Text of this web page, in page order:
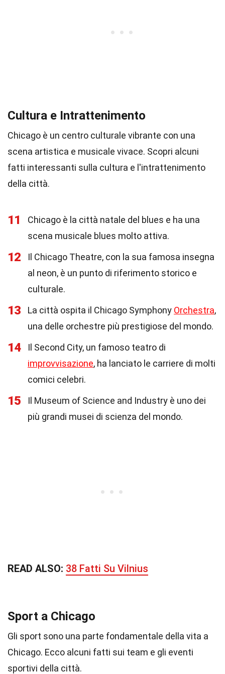
Cultura e Intrattenimento
Chicago è un centro culturale vibrante con una
scena artistica e musicale vivace. Scopri alcuni
fatti interessanti sulla cultura e l'intrattenimento
della città.
11
Chicago è la città natale del blues e ha una
scena musicale blues molto attiva.
12
Il Chicago Theatre, con la sua famosa insegna
al neon, è un punto di riferimento storico e
culturale.
13 La città ospita il Chicago Symphony Orchestra,
una delle orchestre più prestigiose del mondo.
14
Il Second City, un famoso teatro di
improvvisazione, ha lanciato le carriere di molti
comici celebri.
15
Il Museum of Science and Industry è uno dei
più grandi musei di scienza del mondo.
READ ALSO: 38 Fatti Su Vilnius
Sport a Chicago
Gli sport sono una parte fondamentale della vita a
Chicago. Ecco alcuni fatti sui team e gli eventi
sportivi della città.